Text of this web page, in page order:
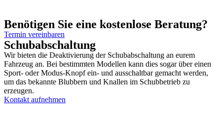
Benötigen Sie eine kostenlose Beratung?
Termin vereinbaren
Schubabschaltung
Wir bieten die Deaktivierung der Schubabschaltung an eurem
Fahrzeug an. Bei bestimmten Modellen kann dies sogar über einen
Sport- oder Modus-Knopf ein- und ausschaltbar gemacht werden,
um das bekannte Blubbern und Knallen im Schubbetrieb zu
erzeugen.
Kontakt aufnehmen